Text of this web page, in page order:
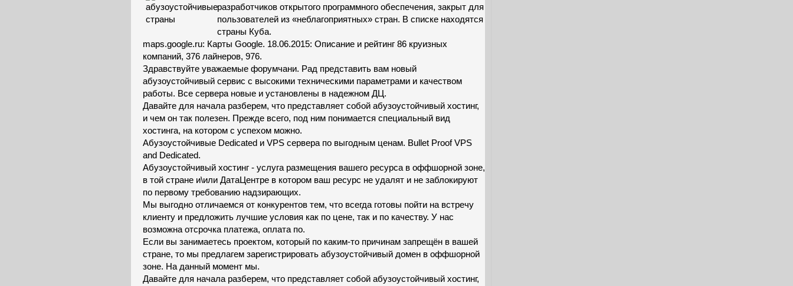
разработчиков открытого программного обеспечения, закрыт для
пользователей из «неблагоприятных» стран. В списке находятся
страны Куба.
maps.google.ru: Карты Google. 18.06.2015: Описание и рейтинг 86 круизных
компаний, 376 лайнеров, 976.
Здравствуйте уважаемые форумчани. Рад представить вам новый
абузоустойчивый сервис с высокими техническими параметрами и качеством
работы. Все сервера новые и установлены в надежном ДЦ.
Давайте для начала разберем, что представляет собой абузоустойчивый хостинг,
и чем он так полезен. Прежде всего, под ним понимается специальный вид
хостинга, на котором с успехом можно.
Абузоустойчивые Dedicated и VPS сервера по выгодным ценам. Bullet Proof VPS
and Dedicated.
Абузоустойчивый хостинг - услуга размещения вашего ресурса в оффшорной зоне,
в той стране и\или ДатаЦентре в котором ваш ресурс не удалят и не заблокируют
по первому требованию надзирающих.
Мы выгодно отличаемся от конкурентов тем, что всегда готовы пойти на встречу
клиенту и предложить лучшие условия как по цене, так и по качеству. У нас
возможна отсрочка платежа, оплата по.
Если вы занимаетесь проектом, который по каким-то причинам запрещён в вашей
стране, то мы предлагем зарегистрировать абузоустойчивый домен в оффшорной
зоне. На данный момент мы.
Давайте для начала разберем, что представляет собой абузоустойчивый хостинг,